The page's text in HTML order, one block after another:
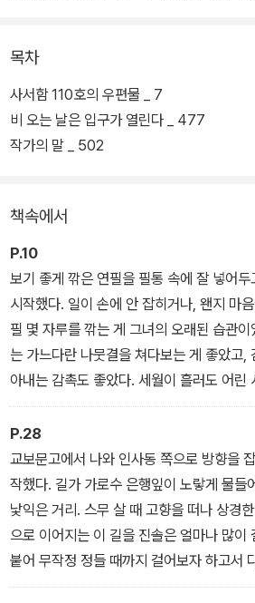
30대 초중반, 적당히 쓸쓸하고 마음 한 자락
이, 그럼에도 ‘다시 한번 사랑해보기로 하는
청춘, 일터, 지나간 감정과 다시 찾아온 사랑
다보면, 어느새 기억 저편에 잊고 지내던 아
목차
사서함 110호의 우편물 _ 7
비 오는 날은 입구가 열린다 _ 477
작가의 말 _ 502
책속에서
P.10
보기 좋게 깎은 연필을 필통 속에 잘 넣어
시작했다. 일이 손에 안 잡히거나, 왠지 마
필 몇 자루를 깎는 게 그녀의 오래된 습관
는 가느다란 나뭇결을 쳐다보는 게 좋았고,
아내는 감촉도 좋았다. 세월이 흘러도 어린
다르지 않은, 연필 깎을 때 연하게 풍겨오
다.
P.28
교보문고에서 나와 인사동 쪽으로 방향을
작했다. 길가 가로수 은행잎이 노랗게 물들
낯익은 거리. 스무 살 때 고향을 떠나 상경
으로 이어지는 이 길을 진솔은 얼마나 많이
붙어 무작정 정들 때까지 걸어보자 하고서